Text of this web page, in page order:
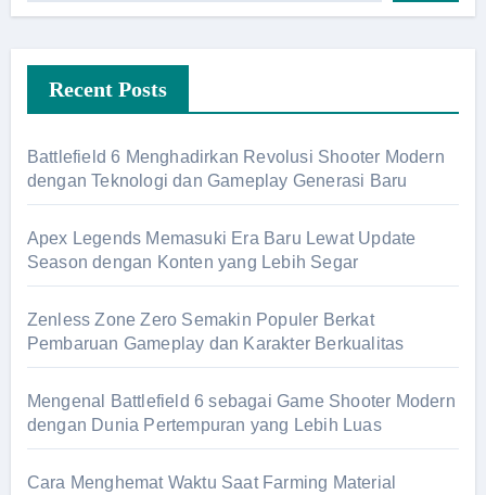
Recent Posts
Battlefield 6 Menghadirkan Revolusi Shooter Modern
dengan Teknologi dan Gameplay Generasi Baru
Apex Legends Memasuki Era Baru Lewat Update
Season dengan Konten yang Lebih Segar
Zenless Zone Zero Semakin Populer Berkat
Pembaruan Gameplay dan Karakter Berkualitas
Mengenal Battlefield 6 sebagai Game Shooter Modern
dengan Dunia Pertempuran yang Lebih Luas
Cara Menghemat Waktu Saat Farming Material